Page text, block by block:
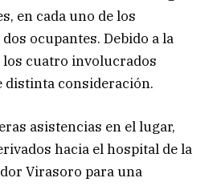
en cada uno de los
ocupantes. Debido a la
cuatro involucrados
distinta consideración.
asistencias en el lugar,
hacia el hospital de la
Virasoro para una